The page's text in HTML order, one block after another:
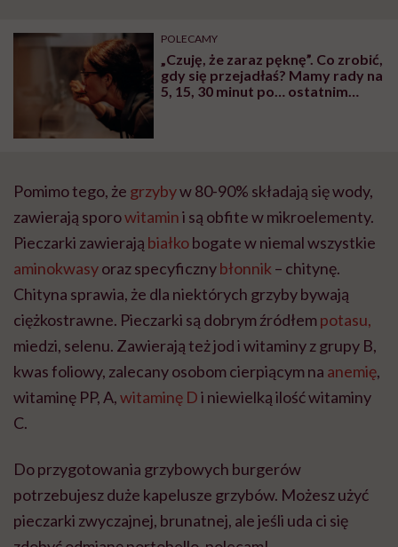
POLECAMY
„Czuję, że zaraz pęknę”. Co zrobić,
gdy się przejadłaś? Mamy rady na
5, 15, 30 minut po… ostatnim
Pomimo tego, że grzybyw 80-90% składają się wody,
zawierają sporowitamini są obfite w mikroelementy.
Pieczarki zawierają białkobogate w niemal wszystkie
aminokwasyoraz specyficznybłonnik – chitynę.
Chityna sprawia, że dla niektórych grzyby bywają
ciężkostrawne. Pieczarki są dobrym źródłempotasu,
miedzi, selenu. Zawierają też jod i witaminy z grupy B,
kwas foliowy, zalecany osobom cierpiącym na anemię,
witaminę PP, A,witaminę Di niewielką ilość witaminy
C.
Do przygotowania grzybowych burgerów
potrzebujesz duże kapelusze grzybów. Możesz użyć
pieczarki zwyczajnej, brunatnej, ale jeśli uda ci się